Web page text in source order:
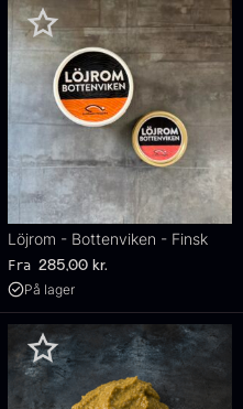
Löjrom - Bottenviken - Finsk
Fra 285,00 kr.
På lager